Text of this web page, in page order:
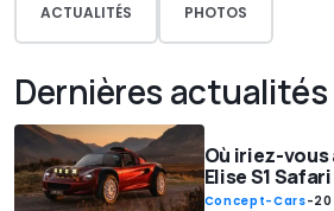
ACTUALITÉS PHOTOS
Dernières actualités
Où iriez-
Elise S1 Safari
Concept-Cars-